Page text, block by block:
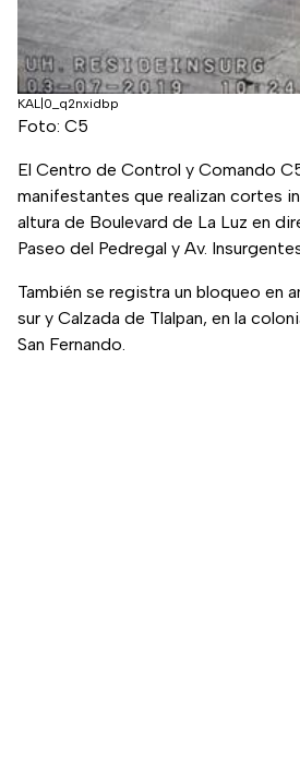
KAL|0_q2nxidbp
Foto: C5
El Centro de Control y Comando
manifestantes que realizan cortes
altura de Boulevard de La Luz en
Paseo del Pedregal y Av.
También se registra un bloqueo en
sur y Calzada de Tlalpan, en la
San Fernando.